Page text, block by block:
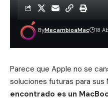
ByMecambioaMac 18
Parece que Apple no se
soluciones futuras para sus
encontrado es un